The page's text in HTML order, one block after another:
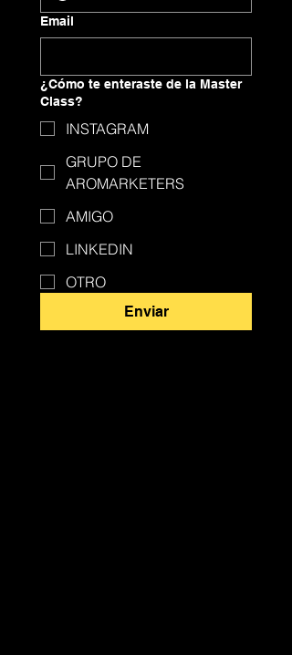
Email
¿Cómo te enteraste de la Master
Class?
INSTAGRAM
GRUPO DE
AROMARKETERS
AMIGO
LINKEDIN
OTRO
Enviar